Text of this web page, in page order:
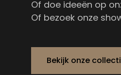
Of doe ideeën op
Of bezoek onze
Bekijk onze